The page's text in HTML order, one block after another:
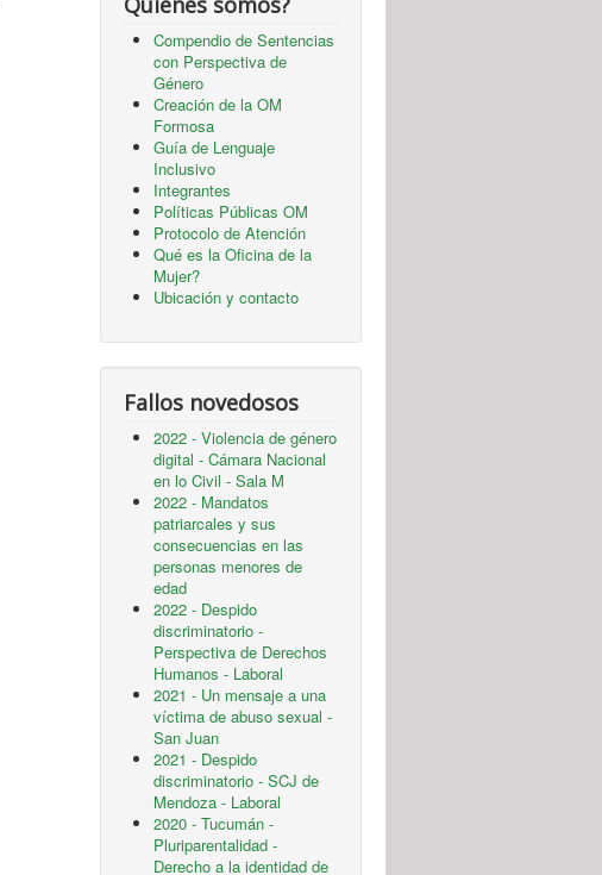
Compendio de Sentencias
con Perspectiva de
Género
Creación de la OM
Formosa
Guía de Lenguaje
Inclusivo
Integrantes
Políticas Públicas OM
Protocolo de Atención
Qué es la Oficina de la
Mujer?
Ubicación y contacto
Fallos novedosos
2022 - Violencia de género
digital - Cámara Nacional
en lo Civil - Sala M
2022 - Mandatos
patriarcales y sus
consecuencias en las
personas menores de
edad
2022 - Despido
discriminatorio -
Perspectiva de Derechos
Humanos - Laboral
2021 - Un mensaje a una
víctima de abuso sexual -
San Juan
2021 - Despido
discriminatorio - SCJ de
Mendoza - Laboral
2020 - Tucumán -
Pluriparentalidad -
Derecho a la identidad de